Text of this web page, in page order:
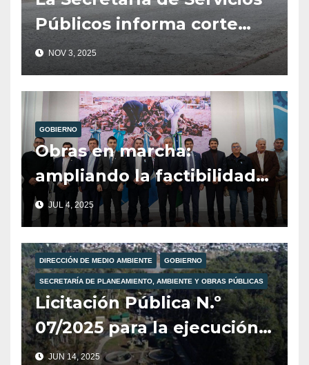
Públicos informa corte
total de tránsito para
mañana martes 4 de
noviembre.
NOV 3, 2025
GOBIERNO
Obras en marcha:
ampliando la factibilidad
de gas en Villa La
Angostura.
JUL 4, 2025
DIRECCIÓN DE MEDIO AMBIENTE GOBIERNO
SECRETARÍA DE PLANEAMIENTO, AMBIENTE Y OBRAS PÚBLICAS
Licitación Pública N.º
07/2025 para la ejecución
de la Planta de
JUN 14, 2025